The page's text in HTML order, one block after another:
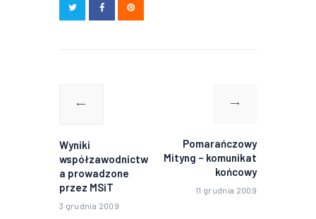
Wyniki
współzawodnictw
a prowadzone
przez MSiT
3 grudnia 2009
Pomarańczowy
Mityng – komunikat
końcowy
11 grudnia 2009